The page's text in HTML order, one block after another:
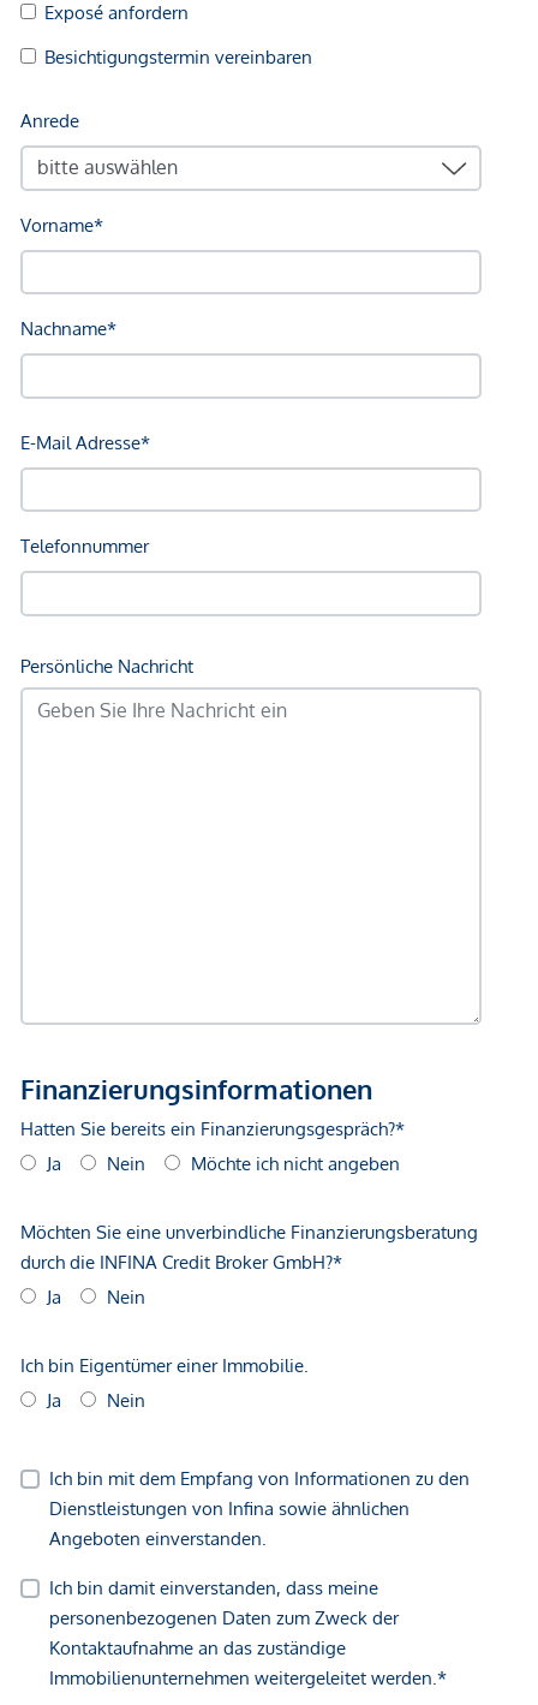
Nahversorgung
Supermarkt <500m
Einkaufszentrum <1.000m
Sonstige
Bank <500m
Polizei <500m
Verkehr
Straßenbahn <1.000m
Bahnhof <500m
Autobahnanschluss <4.000m
Angaben Entfernung Luftlinie / Quelle: OpenStreetMap
GmbH zustande. Das Objekt wird von einem externen
Immobilienunternehmen angeboten. Allfällige aus dem